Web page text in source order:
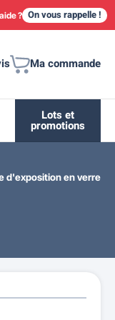
? On vous rappelle !
Ma commande
moto
rangement
Lots et
promotions
d'exposition en verre